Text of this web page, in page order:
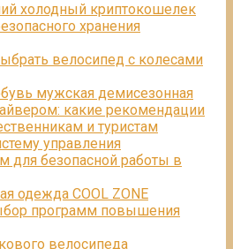
холодный криптокошелек
хранения
велосипед с колесами
мужская демисезонная
какие рекомендации
и туристам
управления
для безопасной работы в
одежда COOL ZONE
программ повышения
велосипеда